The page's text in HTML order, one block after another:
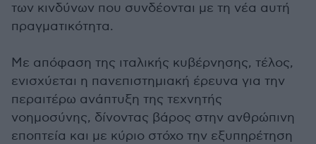
των κινδύνων που συνδέονται με τη νέα αυτή
πραγματικότητα.
Με απόφαση της ιταλικής κυβέρνησης, τέλος,
ενισχύεται η πανεπιστημιακή έρευνα για την
περαιτέρω ανάπτυξη της τεχνητής
νοημοσύνης, δίνοντας βάρος στην ανθρώπινη
εποπτεία και με κύριο στόχο την εξυπηρέτηση